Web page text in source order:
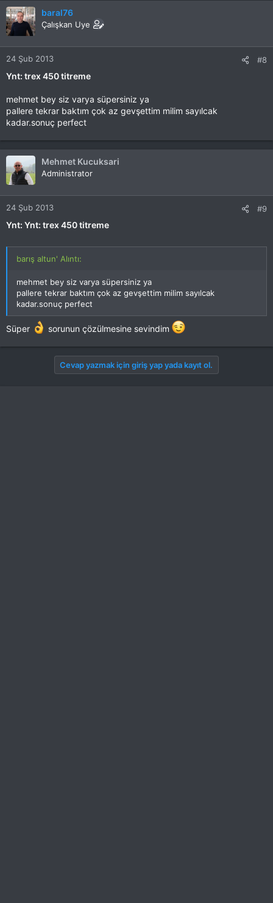
baral76
Çalışkan Uye
24 Şub 2013 #8
Ynt: trex 450 titreme
mehmet bey siz varya süpersiniz ya
pallere tekrar baktım çok az gevşettim milim sayılcak
kadar.sonuç perfect
Mehmet Kucuksari
Administrator
24 Şub 2013 #9
Ynt: Ynt: trex 450 titreme
barış altun' Alıntı:
mehmet bey siz varya süpersiniz ya
pallere tekrar baktım çok az gevşettim milim sayılcak
kadar.sonuç perfect
Süper sorunun çözülmesine sevindim
Cevap yazmak için giriş yap yada kayıt ol.